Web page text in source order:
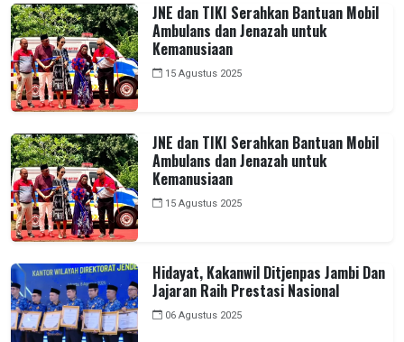
JNE dan TIKI Serahkan Bantuan Mobil
Ambulans dan Jenazah untuk
Kemanusiaan
15 Agustus 2025
JNE dan TIKI Serahkan Bantuan Mobil
Ambulans dan Jenazah untuk
Kemanusiaan
15 Agustus 2025
Hidayat, Kakanwil Ditjenpas Jambi Dan
Jajaran Raih Prestasi Nasional
06 Agustus 2025